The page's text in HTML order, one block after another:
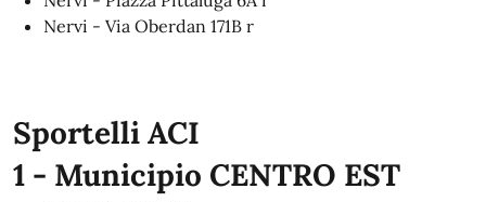
Nervi - Via Oberdan 171B r
Sportelli ACI
1 - Municipio CENTRO EST